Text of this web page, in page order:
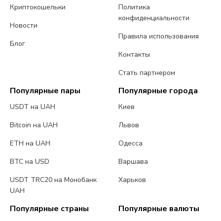
Криптокошельки
Новости
Блог
Политика
конфиденциальности
Правила использования
Контакты
Стать партнером
Популярные пары
USDT на UAH
Bitcoin на UAH
ETH на UAH
BTC на USD
USDT TRC20 на Монобанк
UAH
Популярные города
Киев
Львов
Одесса
Варшава
Харьков
Популярные страны Популярные валюты